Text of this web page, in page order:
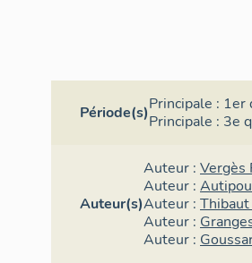
Période(s)Principale : 1er
Principale : 3e
Auteur(s)
Auteur : Vergès
Auteur :
Auteur :
Auteur :
Auteur :